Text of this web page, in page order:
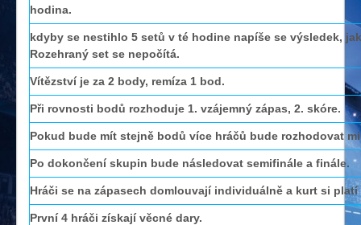
hodina.
kdyby se nestihlo 5 setů v té hodine napíše se výsledek,
Rozehraný set se nepočítá.
Vítězství je za 2 body, remíza 1 bod.
Při rovnosti bodů rozhoduje 1. vzájemný zápas, 2. skóre.
Pokud bude mít stejně bodů více hráčů bude rozhodovat
Po dokončení skupin bude následovat semifinále a finále.
Hráči se na zápasech domlouvají individuálně a kurt si platí
První 4 hráči získají věcné dary.